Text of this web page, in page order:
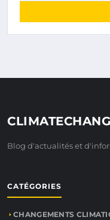
Blog d'actualités et
CATÉGORIES
CHANGEMENTS